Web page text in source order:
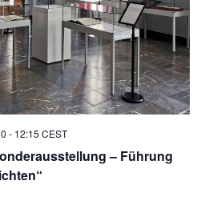
– Führung
- 12:15 CEST